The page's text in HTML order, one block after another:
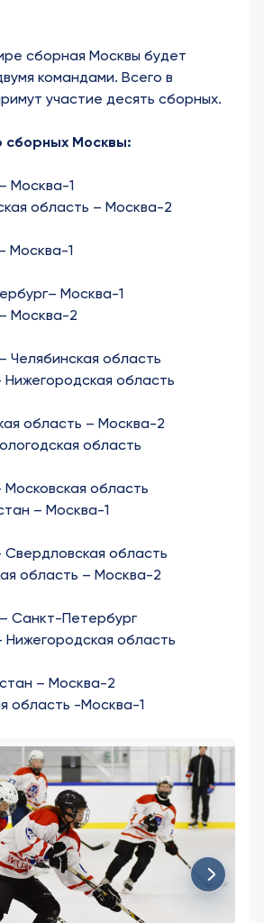
сборная Москвы будет
командами. Всего в
участие десять сборных.
сборных Москвы:
Москва-1
область – Москва-2
Москва-1
Москва-1
Москва-2
Челябинская область
Нижегородская область
область – Москва-2
область
Московская область
– Москва-1
Свердловская область
область – Москва-2
Санкт-Петербург
Нижегородская область
– Москва-2
область -Москва-1